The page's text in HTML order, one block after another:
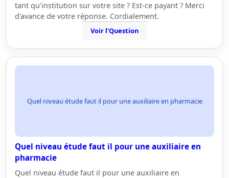
tant qu'institution sur votre site ? Est-ce payant ? Merci
d'avance de votre réponse. Cordialement.
Voir l'Question
Quel niveau étude faut il pour une auxiliaire en pharmacie
Quel niveau étude faut il pour une auxiliaire en
pharmacie
Quel niveau étude faut il pour une auxiliaire en